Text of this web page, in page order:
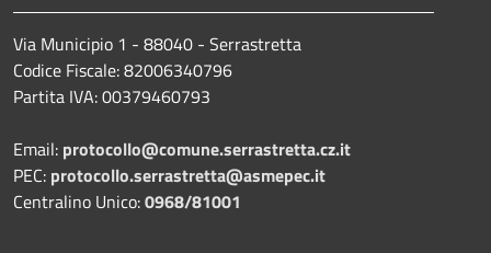
Via Municipio 1 - 88040 - Serrastretta
Codice Fiscale: 82006340796
Partita IVA: 00379460793
Email: protocollo@comune.serrastretta.cz.it
PEC: protocollo.serrastretta@asmepec.it
Centralino Unico:0968/81001